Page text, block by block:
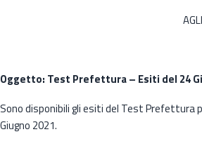
Oggetto: Test Prefettura – Esiti del 24
Sono disponibili gli esiti del Test Prefettura
Giugno 2021.